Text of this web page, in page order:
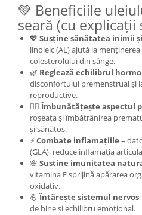
💚 Beneficiile
seară (cu explicații
💖 Susține sănătatea inimii
linoleic (AL) ajută la
colesterolului din sânge.
🌿 Reglează echilibrul
disconfortului premenstrual și
reproductive.
💆‍♀️Îmbunătățește aspectul
roșeața și îmbătrânirea
și sănătos.
⚡ Combate inflamațiile –
(GLA), reduce inflamația
🌸 Sustine imunitatea
vitamina E sprijină apărarea
oxidativ.
💪Întărește sistemul nervos
de bine și echilibru emoțional.